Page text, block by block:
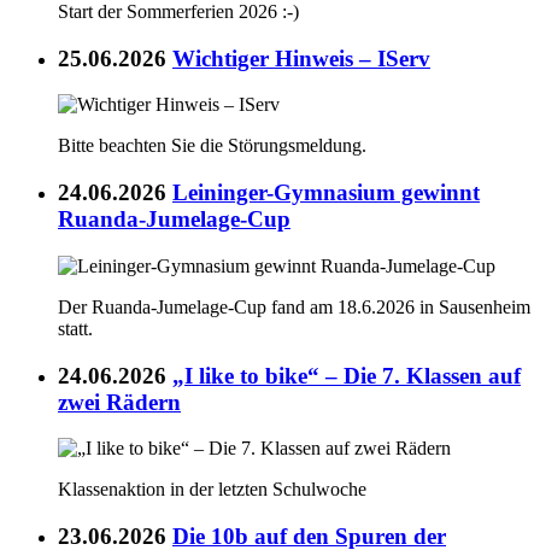
Start der Sommerferien 2026 :-)
25.06.2026 Wichtiger Hinweis – IServ
Bitte beachten Sie die Störungsmeldung.
24.06.2026 Leininger-Gymnasium gewinnt
Ruanda-Jumelage-Cup
Der Ruanda-Jumelage-Cup fand am 18.6.2026 in Sausenheim
statt.
24.06.2026 „I like to bike“ – Die 7. Klassen auf
zwei Rädern
Klassenaktion in der letzten Schulwoche
23.06.2026 Die 10b auf den Spuren der